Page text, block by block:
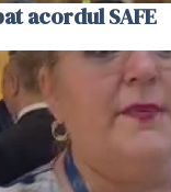
acordul SAFE